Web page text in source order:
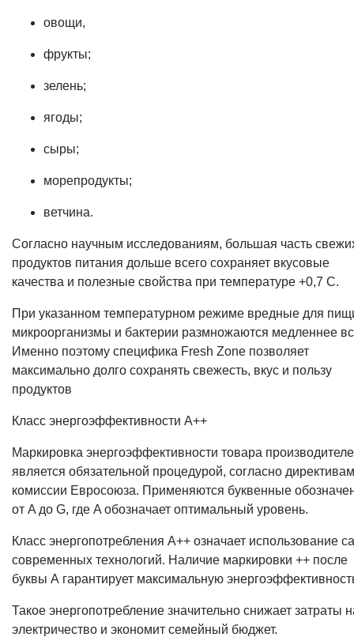
овощи,
фрукты;
зелень;
ягоды;
сыры;
морепродукты;
ветчина.
Согласно научным исследованиям, большая часть
продуктов питания дольше всего сохраняет вкусовые
качества и полезные свойства при температуре +0,7 С.
При указанном температурном режиме вредные для
микроорганизмы и бактерии размножаются медленнее
Именно поэтому специфика Fresh Zone позволяет
максимально долго сохранять свежесть, вкус и пользу
продуктов
Класс энергоэффективности А++
Маркировка энергоэффективности товара
является обязательной процедурой, согласно директивам
комиссии Евросоюза. Применяются буквенные
от A до G, где A обозначает оптимальный уровень.
Класс энергопотребления А++ означает использование
современных технологий. Наличие маркировки ++ после
буквы А гарантирует максимальную
Такое энергопотребление значительно снижает затраты
электричество и экономит семейный бюджет.